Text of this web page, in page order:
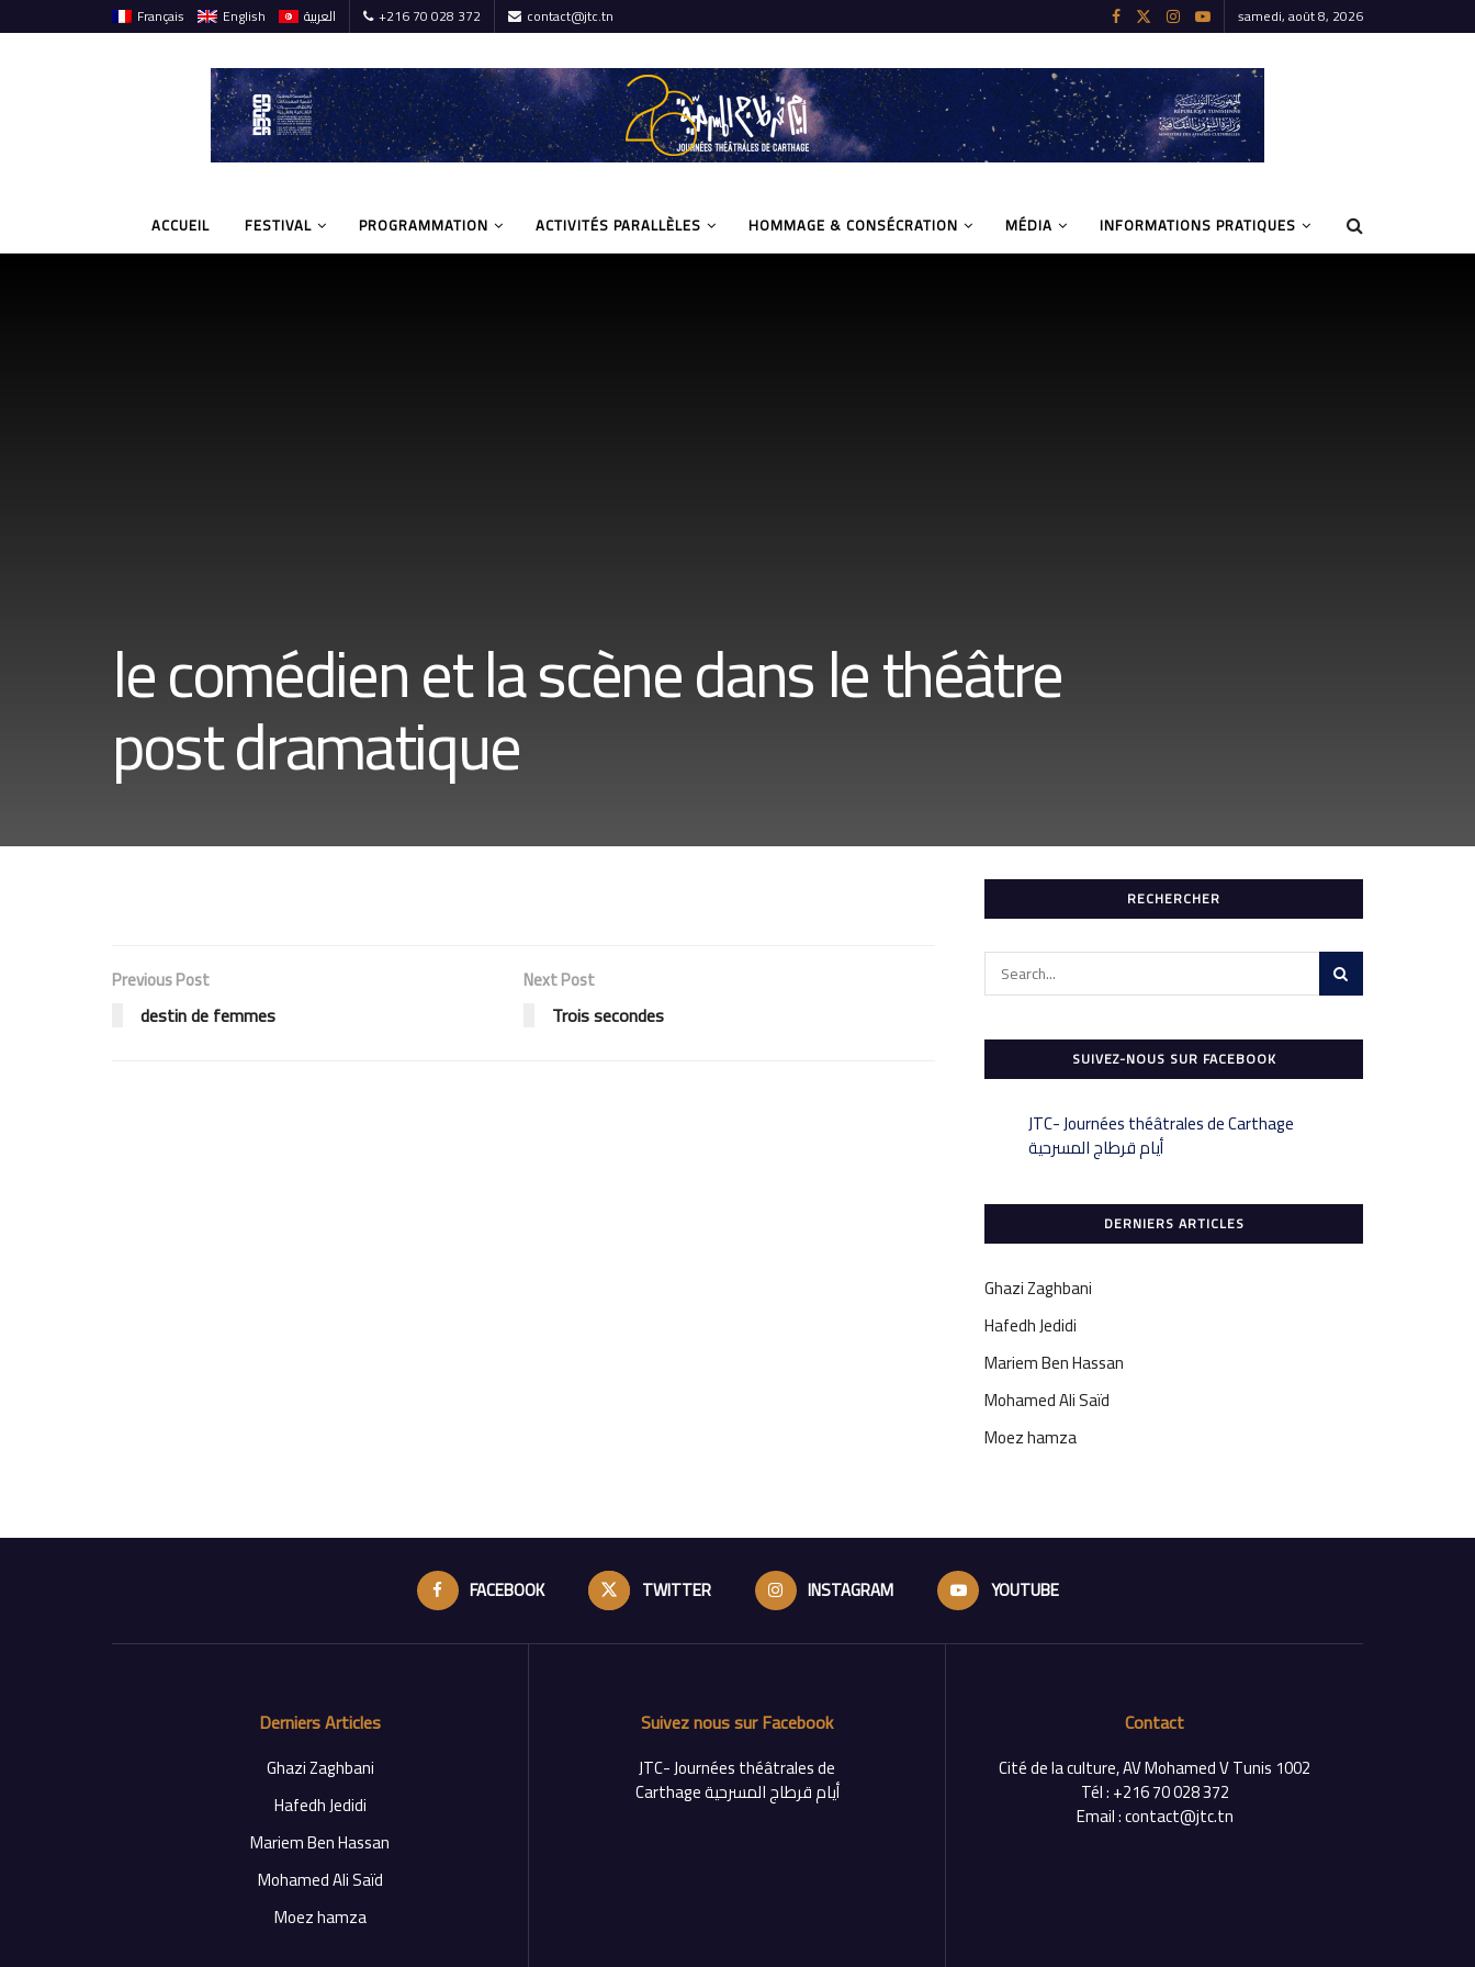
Français English العربية +216 70 028 372 contact@jtc.tn samedi, août 8, 2026
ACCUEIL FESTIVAL PROGRAMMATION ACTIVITÉS PARALLÈLES HOMMAGE & CONSÉCRATION MÉDIA INFORMATIONS PRATIQUES
le comédien et la scène dans le théâtre
post dramatique
Previous Post
destin de femmes
Next Post
Trois secondes
RECHERCHER
SUIVEZ-NOUS SUR FACEBOOK
‎JTC- Journées théâtrales de Carthage
DERNIERS ARTICLES
Ghazi Zaghbani
Hafedh Jedidi
Mariem Ben Hassan
Mohamed Ali Saïd
Moez hamza
FACEBOOK TWITTER INSTAGRAM YOUTUBE
Derniers Articles
Ghazi Zaghbani
Hafedh Jedidi
Mariem Ben Hassan
Mohamed Ali Saïd
Moez hamza
Suivez nous sur Facebook
‎JTC- Journées théâtrales de
Carthage أيام قرطاج المسرحية‎
Contact
Cité de la culture, AV Mohamed V Tunis 1002
Tél : +216 70 028 372
Email : contact@jtc.tn